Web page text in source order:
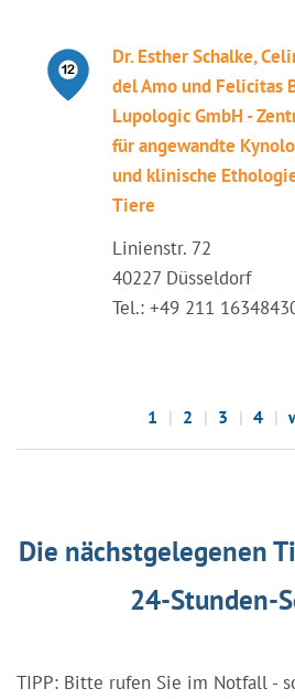
Dr. Esther Schalke,
del Amo und Felicitas
Lupologic GmbH -
für angewandte
und klinische
Tiere
Linienstr. 72
40227 Düsseldorf
Tel.: +49 211
1 2 3 4
Die nächstgelegenen
24-Stunden-
TIPP: Bitte rufen Sie im Notfall -